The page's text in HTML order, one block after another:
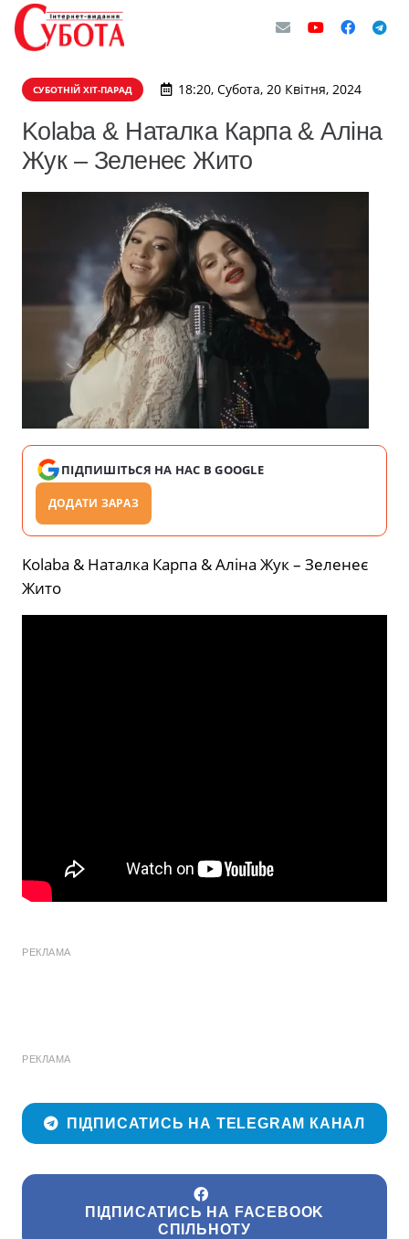
СУБОТНІЙ ХІТ-ПАРАД 18:20, Субота, 20 Квітня, 2024
Kolaba & Наталка Карпа & Аліна
Жук – Зеленеє Жито
ПІДПИШІТЬСЯ НА НАС В GOOGLE
ДОДАТИ ЗАРАЗ
Kolaba & Наталка Карпа & Аліна Жук – Зеленеє
Жито
РЕКЛАМА
РЕКЛАМА
ПІДПИСАТИСЬ НА TELEGRAM КАНАЛ
ПІДПИСАТИСЬ НА FACEBOOK
СПІЛЬНОТУ